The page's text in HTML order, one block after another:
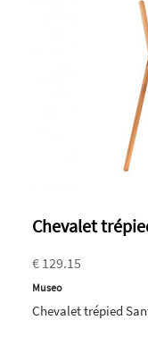
Chevalet
€ 129.15
Museo
Chevalet trépied